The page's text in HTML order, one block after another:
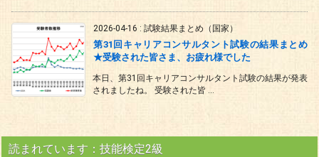
2026-04-16 : 試験結果まとめ（国家）
第31回キャリアコンサルタント試験の結果まとめ
★受験された皆さま、お疲れ様でした
本日、第31回キャリアコンサルタント試験の結果が発表
されましたね。 受験された皆 ...
読まれています：技能検定2級